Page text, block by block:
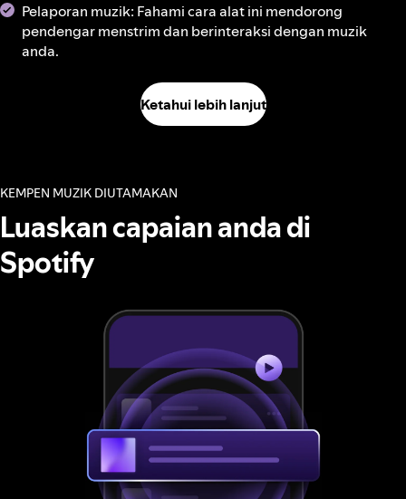
Pelaporan muzik: Fahami cara alat ini mendorong
pendengar menstrim dan berinteraksi dengan muzik
anda.
Ketahui lebih lanjut
KEMPEN MUZIK DIUTAMAKAN
Luaskan capaian anda di
Spotify